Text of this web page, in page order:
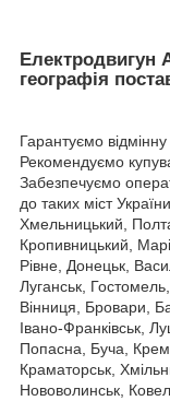
Електродвигун
географія
Гарантуємо
Рекомендуємо
Забезпечуємо
до таких міст
Хмельницький,
Кропивницький,
Рівне, Донецьк,
Луганськ,
Вінниця, Бровари,
Івано-Франківськ,
Попасна, Буча,
Краматорськ,
Нововолинськ,